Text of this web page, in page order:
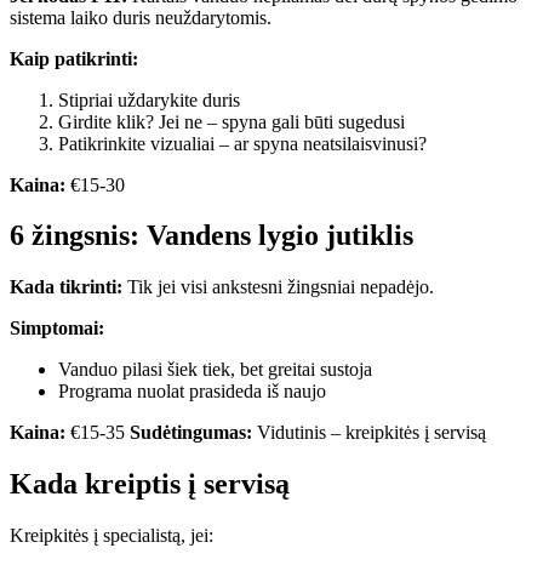
sistema laiko duris neuždarytomis.
Kaip patikrinti:
Stipriai uždarykite duris
Girdite klik? Jei ne – spyna gali būti sugedusi
Patikrinkite vizualiai – ar spyna neatsilaisvinusi?
Kaina: €15-30
6 žingsnis: Vandens lygio jutiklis
Kada tikrinti: Tik jei visi ankstesni žingsniai nepadėjo.
Simptomai:
Vanduo pilasi šiek tiek, bet greitai sustoja
Programa nuolat prasideda iš naujo
Kaina: €15-35 Sudėtingumas: Vidutinis – kreipkitės į servisą
Kada kreiptis į servisą
Kreipkitės į specialistą, jei: